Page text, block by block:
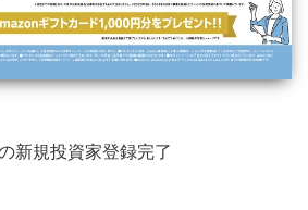
新規投資家登録完了